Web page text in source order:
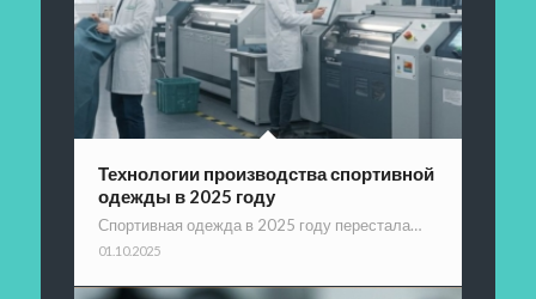
Технологии производства спортивной
одежды в 2025 году
Спортивная одежда в 2025 году перестала…
01.10.2025